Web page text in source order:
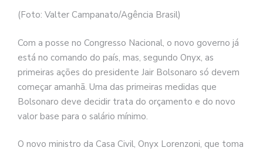
(Foto: Valter Campanato/Agência Brasil)
Com a posse no Congresso Nacional, o novo governo já
está no comando do país, mas, segundo Onyx, as
primeiras ações do presidente Jair Bolsonaro só devem
começar amanhã. Uma das primeiras medidas que
Bolsonaro deve decidir trata do orçamento e do novo
valor base para o salário mínimo.
O novo ministro da Casa Civil, Onyx Lorenzoni, que toma